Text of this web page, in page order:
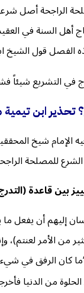
الراجحة أصل
السنة في
الفصل قول الشيخ
في التشريع شيئاً
تحذير ابن
شيخ
للمصلحة
بين قاعدة
إليهم أن يفعل
من الأمر لعنتم)،
كان الرفق في شيء
من الدنيا